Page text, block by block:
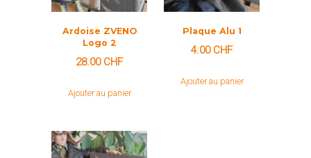
Ardoise ZVENO
Logo 2
28.00 CHF
Ajouter au panier
Plaque Alu 1
4.00 CHF
Ajouter au panier